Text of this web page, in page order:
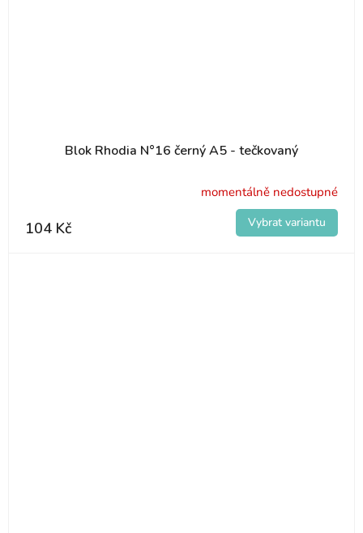
Blok Rhodia N°16 černý A5 - tečkovaný
momentálně nedostupné
104 Kč